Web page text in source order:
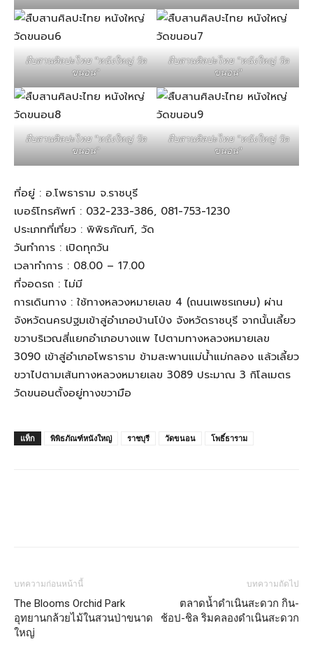
สืบสานศิลปะไทย "หนังใหญ่ วัด
ขนอน"
สืบสานศิลปะไทย "หนังใหญ่ วัด
ขนอน"
สืบสานศิลปะไทย "หนังใหญ่ วัด
ขนอน"
สืบสานศิลปะไทย "หนังใหญ่ วัด
ขนอน"
ที่อยู่ : อ.โพธาราม จ.ราชบุรี
เบอร์โทรศัพท์ : 032-233-386, 081-753-1230
ประเภทที่เที่ยว : พิพิธภัณฑ์, วัด
วันทำการ : เปิดทุกวัน
เวลาทำการ : 08.00 – 17.00
ที่จอดรถ : ไม่มี
การเดินทาง : ใช้ทางหลวงหมายเลข 4 (ถนนเพชรเกษม) ผ่าน
จังหวัดนครปฐมเข้าสู่อำเภอบ้านโป่ง จังหวัดราชบุรี จากนั้นเลี้ยว
ขวาบริเวณสี่แยกอำเภอบางแพ ไปตามทางหลวงหมายเลข
3090 เข้าสู่อำเภอโพธาราม ข้ามสะพานแม่น้ำแม่กลอง แล้วเลี้ยว
ขวาไปตามเส้นทางหลวงหมายเลข 3089 ประมาณ 3 กิโลเมตร
วัดขนอนตั้งอยู่ทางขวามือ
แท็ก พิพิธภัณฑ์หนังใหญ่ ราชบุรี วัดขนอน โพธิ์ธาราม
บทความก่อนหน้านี้
The Blooms Orchid Park
อุทยานกล้วยไม้ในสวนป่าขนาด
ใหญ่
บทความถัดไป
ตลาดน้ำดำเนินสะดวก กิน-
ช้อป-ชิล ริมคลองดำเนินสะดวก